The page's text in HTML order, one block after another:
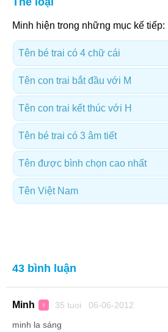
Minh hiện trong những mục kế tiếp:
Tên bé trai có 4 chữ cái
Tên con trai bắt đầu với M
Tên con trai kết thúc với H
Tên bé trai có 3 âm tiết
Tên được bình chọn cao nhất
Tên Việt Nam
43 bình luận
Minh ♀ 35 tuoi 06-06-2012
minh la sáng